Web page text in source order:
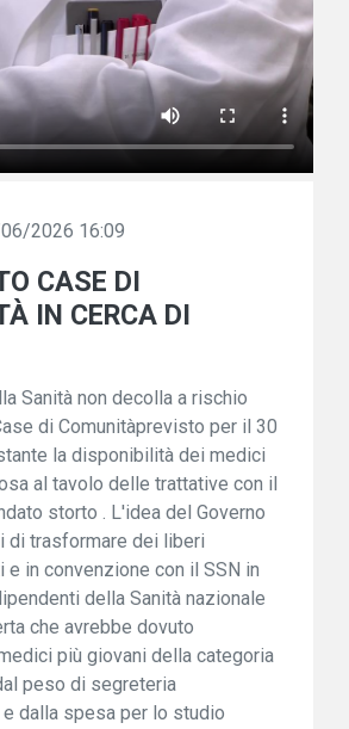
2026 16:09
CASE DI
IN CERCA DI
Sanità non decolla a rischio
di Comunitàprevisto per il 30
la disponibilità dei medici
al tavolo delle trattative con il
storto . L'idea del Governo
di trasformare dei liberi
in convenzione con il SSN in
della Sanità nazionale
che avrebbe dovuto
più giovani della categoria
peso di segreteria
dalla spesa per lo studio